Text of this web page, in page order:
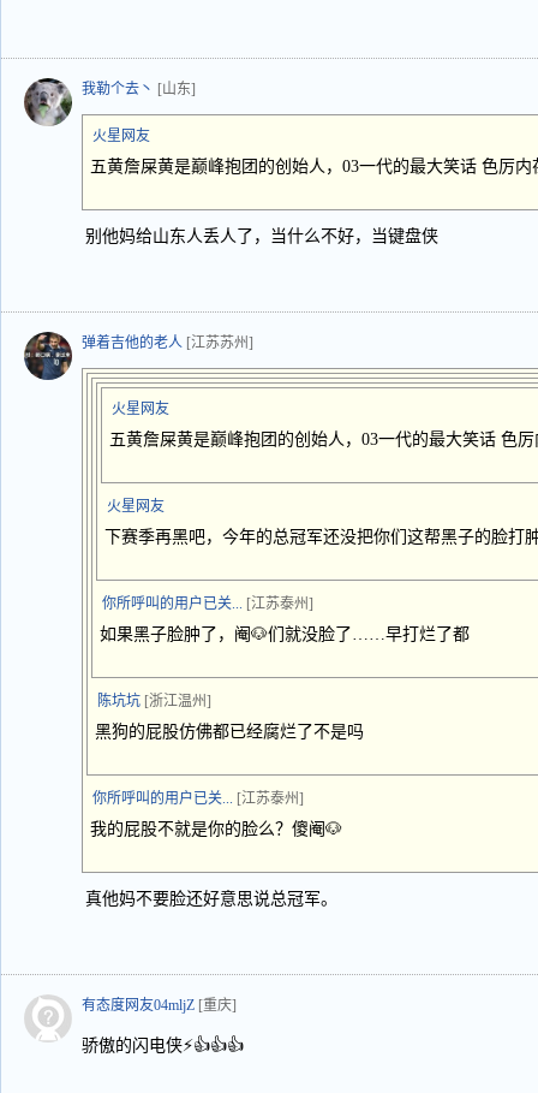
我勒个去丶 [山东]
火星网友
五黄詹屎黄是巅峰抱团的创始人，03一代的最大笑话 色厉内
别他妈给山东人丢人了，当什么不好，当键盘侠
弹着吉他的老人 [江苏苏州]
火星网友
五黄詹屎黄是巅峰抱团的创始人，03一代的最大笑话 色
火星网友
下赛季再黑吧，今年的总冠军还没把你们这帮黑子的脸打
你所呼叫的用户已关... [江苏泰州]
如果黑子脸肿了，阉🐶们就没脸了……早打烂了都
陈坑坑 [浙江温州]
黑狗的屁股仿佛都已经腐烂了不是吗
你所呼叫的用户已关... [江苏泰州]
我的屁股不就是你的脸么？傻阉🐶
真他妈不要脸还好意思说总冠军。
有态度网友04mljZ [重庆]
骄傲的闪电侠⚡👍👍👍